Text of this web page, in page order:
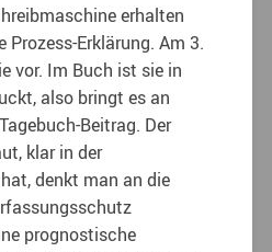
erhalten
Prozess-Erklärung. Am 3.
vor. Im Buch ist sie in
also bringt es an
Beitrag. Der
klar in der
denkt man an die
prognostische